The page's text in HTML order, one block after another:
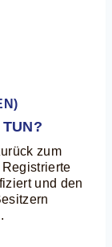
zum
und den